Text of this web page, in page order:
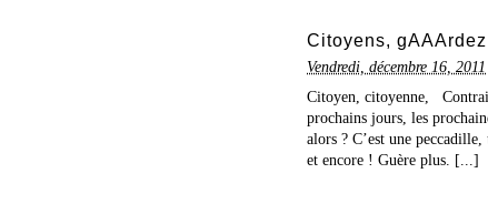
Citoyens,
Vendredi, décembre 16, 2011
Citoyen, citoyenne,
prochains jours, les
alors ? C’est une
et encore ! Guère plus. [...]